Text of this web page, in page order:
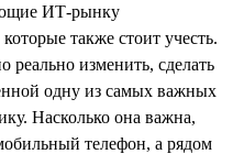
ИТ-рынку
также стоит учесть.
изменить, сделать
одну из самых важных
Насколько она важна,
телефон, а рядом